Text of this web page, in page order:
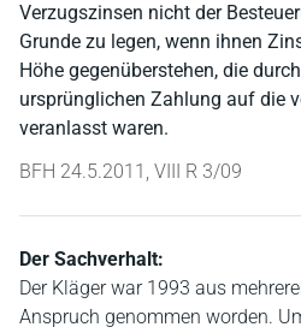
Verzugszinsen nicht der
Grunde zu legen, wenn ihnen
Höhe gegenüberstehen, die
ursprünglichen Zahlung auf die
veranlasst waren.
BFH 24.5.2011, VIII R 3/09
Der Sachverhalt:
Der Kläger war 1993 aus
Anspruch genommen worden.